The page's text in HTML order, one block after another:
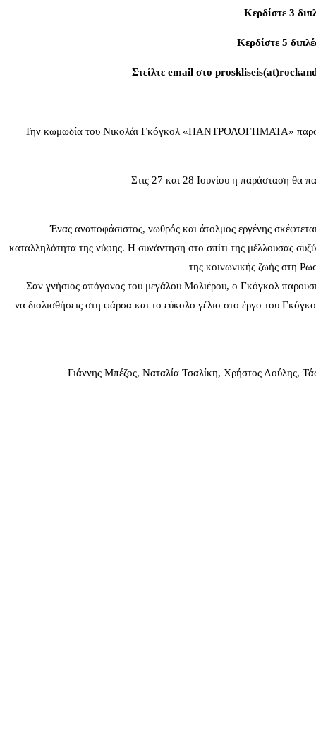
Κερδίστε 3
Κερδίστε 5
Στείλτε email στο
Την κωμωδία του Νικολάι Γκόγκολ «ΠΑΝΤΡΟΛΟΓΗΜΑΤΑ»
Στις 27 και 28 Ιουνίου η παράσταση θα
Ένας αναποφάσιστος, νωθρός και άτολμος εργένης σκέφτεται
καταλληλότητα της νύφης. Η συνάντηση στο σπίτι της μέλλουσας
της κοινωνικής ζωής στη
Σαν γνήσιος απόγονος του μεγάλου Μολιέρου, ο Γκόγκολ
να διολισθήσεις στη φάρσα και το εύκολο γέλιο στο έργο του
Γιάννης Μπέζος, Ναταλία Τσαλίκη, Χρήστος Λούλης,